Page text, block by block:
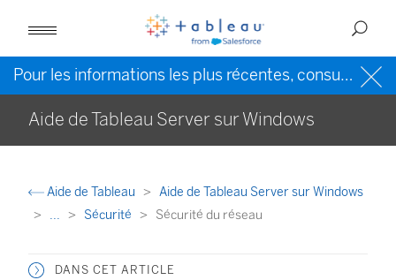
Pour les informations les plus récentes, consultez l’
Aide de Tableau Server sur Windows
Aide de Tableau
Aide de Tableau Server sur Windows
...
Sécurité Sécurité du réseau
DANS CET ARTICLE